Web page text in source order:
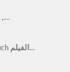
,…
Zin Li Fik Le film Marocain de Nabil Ayouch الفيلم…